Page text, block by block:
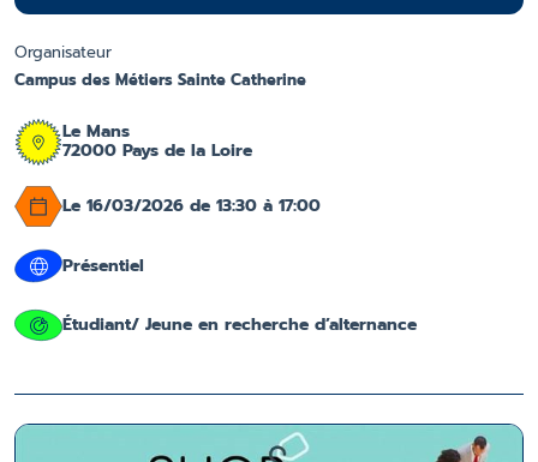
Organisateur
Campus des Métiers Sainte Catherine
Le Mans
72000 Pays de la Loire
Le 16/03/2026 de 13:30 à 17:00
Présentiel
Étudiant/ Jeune en recherche d’alternance